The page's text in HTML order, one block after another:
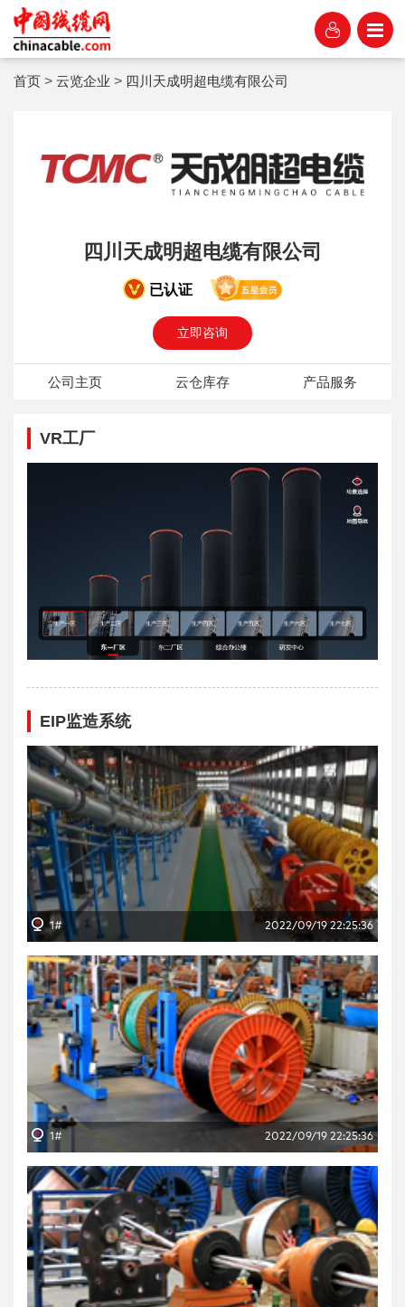
首页 > 云览企业 > 四川天成明超电缆有限公司
四川天成明超电缆有限公司
已认证
立即咨询
公司主页 云仓库存 产品服务
VR工厂
EIP监造系统
1# 2022/09/19 22:25:36
1# 2022/09/19 22:25:36